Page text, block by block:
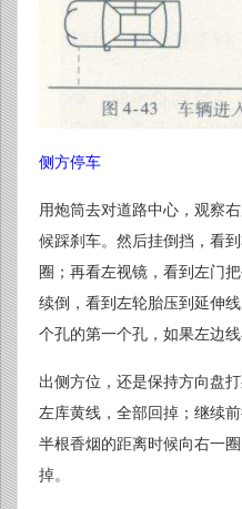
侧方停车
用炮筒去对道路中心，观察
候踩刹车。然后挂倒挡，看
圈；再看左视镜，看到左门
续倒，看到左轮胎压到延伸
个孔的第一个孔，如果左边
出侧方位，还是保持方向盘
左库黄线，全部回掉；继续
半根香烟的距离时候向右一
掉。